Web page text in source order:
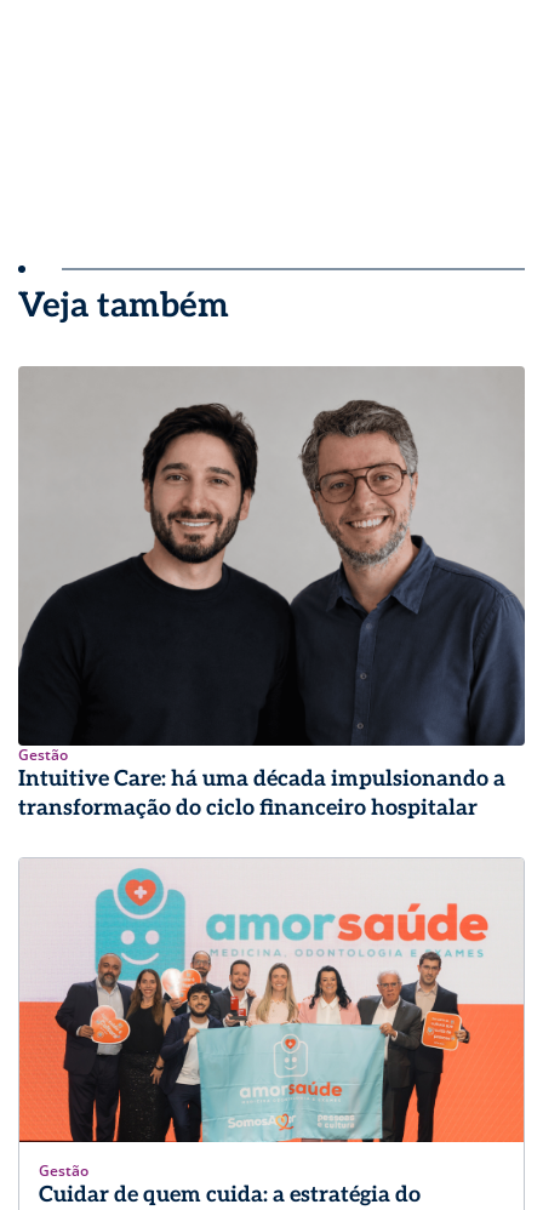
Veja também
Gestão
Intuitive Care: há uma década impulsionando a
transformação do ciclo financeiro hospitalar
Gestão
Cuidar de quem cuida: a estratégia do